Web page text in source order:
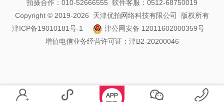
拍摄合作：010-52666555 软件客服：0512-68750019
Copyright © 2019-2026 天津优拍网络科技有限公司 版权所有
津ICP备19010181号-1
津公网安备 12011602000359号
增值电信业务经营许可证：津B2-20200046
APP